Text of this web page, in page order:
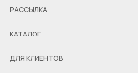
РАССЫЛКА
КАТАЛОГ
ДЛЯ КЛИЕНТОВ